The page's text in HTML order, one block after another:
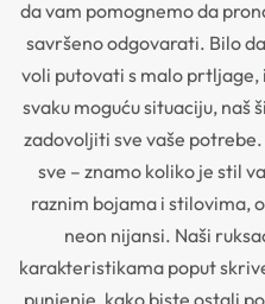
da vam pomognemo da
savršeno odgovarati. Bilo
voli putovati s malo prtljage,
svaku moguću situaciju, naš
zadovoljiti sve vaše
sve – znamo koliko je stil
raznim bojama i stilovima,
neon nijansi. Naši
karakteristikama poput